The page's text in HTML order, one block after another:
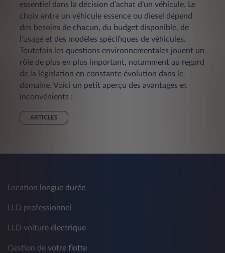
essentiel dans la décision d’achat d’un véhicule. Le
choix entre un véhicule essence ou diesel dépend
des besoins de chacun, du budget disponible, de
l’usage et des modèles spécifiques de véhicules.
Toutefois les questions environnementales jouent un
rôle de plus en plus important, notamment au regard
de la législation en constante évolution dans le
domaine. Voici un petit aperçu des avantages et
inconvénients :
ARTICLES
Location longue durée
LLD professionnel
LLD voiture électrique
Gestion de votre flotte